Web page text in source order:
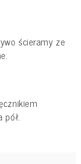
ścieramy ze